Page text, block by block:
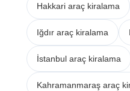
Hakkari araç kiralama
Iğdır araç kiralama
İstanbul araç kiralama
Kahramanmaraş araç